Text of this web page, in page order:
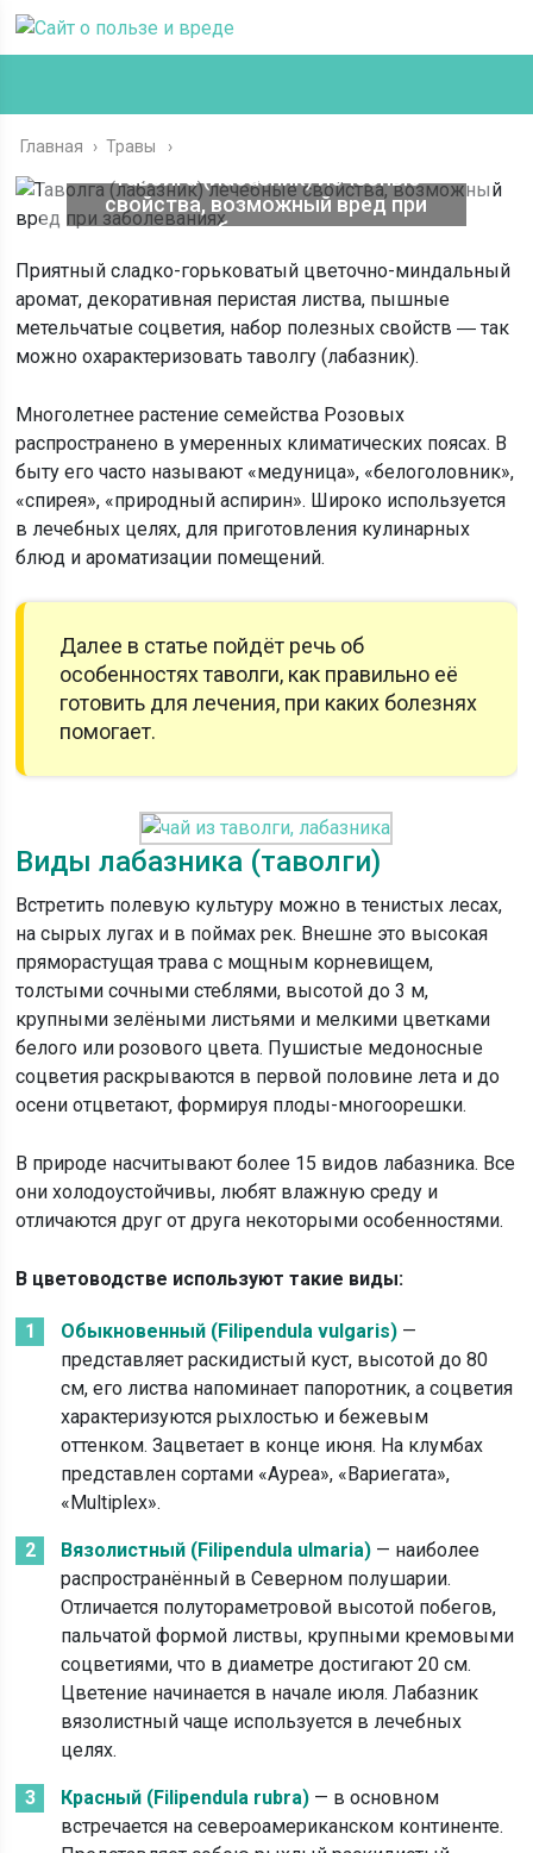
Главная › Травы
Таволга (лабазник) лечебные
свойства, возможный вред при
заболеваниях
Приятный сладко-горьковатый цветочно-миндальный
аромат, декоративная перистая листва, пышные
метельчатые соцветия, набор полезных свойств ― так
можно охарактеризовать таволгу (лабазник).
Многолетнее растение семейства Розовых
распространено в умеренных климатических поясах. В
быту его часто называют «медуница», «белоголовник»,
«спирея», «природный аспирин». Широко используется
в лечебных целях, для приготовления кулинарных
блюд и ароматизации помещений.
Далее в статье пойдёт речь об
особенностях таволги, как правильно её
готовить для лечения, при каких болезнях
помогает.
Виды лабазника (таволги)
Встретить полевую культуру можно в тенистых лесах,
на сырых лугах и в поймах рек. Внешне это высокая
пряморастущая трава с мощным корневищем,
толстыми сочными стеблями, высотой до 3 м,
крупными зелёными листьями и мелкими цветками
белого или розового цвета. Пушистые медоносные
соцветия раскрываются в первой половине лета и до
осени отцветают, формируя плоды-многоорешки.
В природе насчитывают более 15 видов лабазника. Все
они холодоустойчивы, любят влажную среду и
отличаются друг от друга некоторыми особенностями.
В цветоводстве используют такие виды:
Обыкновенный (Filipendula vulgaris) —
представляет раскидистый куст, высотой до 80
см, его листва напоминает папоротник, а соцветия
характеризуются рыхлостью и бежевым
оттенком. Зацветает в конце июня. На клумбах
представлен сортами «Ауреа», «Вариегата»,
«Multiplex».
Вязолистный (Filipendula ulmaria) — наиболее
распространённый в Северном полушарии.
Отличается полутораметровой высотой побегов,
пальчатой формой листвы, крупными кремовыми
соцветиями, что в диаметре достигают 20 см.
Цветение начинается в начале июля. Лабазник
вязолистный чаще используется в лечебных
целях.
Красный (Filipendula rubra) — в основном
встречается на североамериканском континенте.